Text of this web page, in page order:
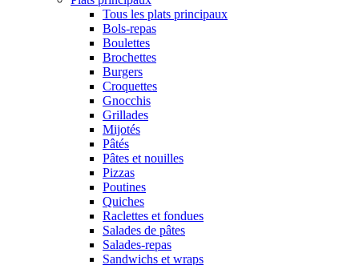
Tous les plats principaux
Bols-repas
Boulettes
Brochettes
Burgers
Croquettes
Gnocchis
Grillades
Mijotés
Pâtés
Pâtes et nouilles
Pizzas
Poutines
Quiches
Raclettes et fondues
Salades de pâtes
Salades-repas
Sandwichs et wraps